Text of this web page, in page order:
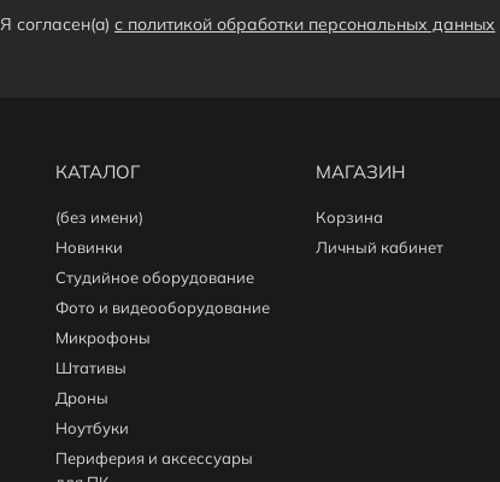
Я согласен(a) с политикой обработки персональных данных
КАТАЛОГ
(без имени)
Новинки
Студийное оборудование
Фото и видеооборудование
Микрофоны
Штативы
Дроны
Ноутбуки
Периферия и аксессуары
МАГАЗИН
Корзина
Личный кабинет